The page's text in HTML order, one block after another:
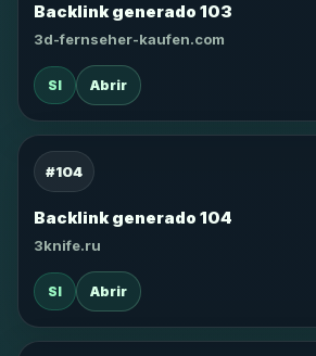
Backlink generado 103
3d-fernseher-kaufen.com
SI Abrir
#104
Backlink generado 104
3knife.ru
SI Abrir